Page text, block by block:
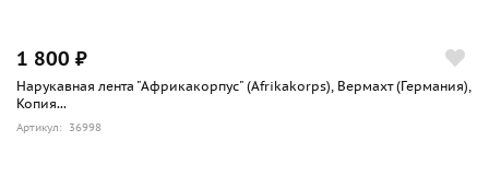
1 800 ₽
Нарукавная лента "Африкакорпус" (Afrikakorps), Вермахт (Германия),
Копия...
Артикул: 36998